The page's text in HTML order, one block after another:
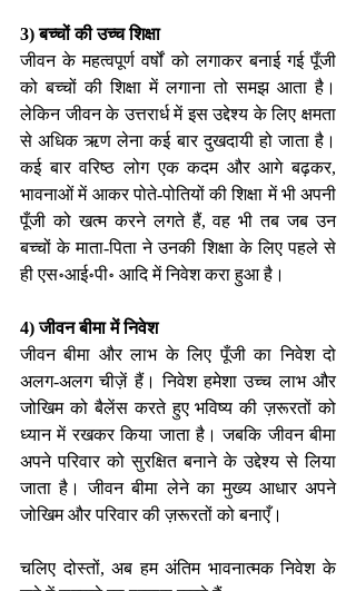
3) बच्चों की उच्च शिक्षा
जीवन के महत्वपूर्ण वर्षों को लगाकर बनाई गई पूँजी
को बच्चों की शिक्षा में लगाना तो समझ आता है।
लेकिन जीवन के उत्तरार्ध में इस उद्देश्य के लिए क्षमता
से अधिक ऋण लेना कई बार दुखदायी हो जाता है।
कई बार वरिष्ठ लोग एक कदम और आगे बढ़कर,
भावनाओं में आकर पोते-पोतियों की शिक्षा में भी अपनी
पूँजी को खत्म करने लगते हैं, वह भी तब जब उन
बच्चों के माता-पिता ने उनकी शिक्षा के लिए पहले से
ही एस॰आई॰पी॰ आदि में निवेश करा हुआ है।
4) जीवन बीमा में निवेश
जीवन बीमा और लाभ के लिए पूँजी का निवेश दो
अलग-अलग चीज़ें हैं। निवेश हमेशा उच्च लाभ और
जोखिम को बैलेंस करते हुए भविष्य की ज़रूरतों को
ध्यान में रखकर किया जाता है। जबकि जीवन बीमा
अपने परिवार को सुरक्षित बनाने के उद्देश्य से लिया
जाता है। जीवन बीमा लेने का मुख्य आधार अपने
जोखिम और परिवार की ज़रूरतों को बनाएँ।
चलिए दोस्तों, अब हम अंतिम भावनात्मक निवेश के